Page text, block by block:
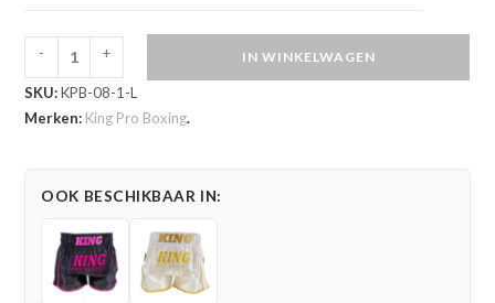
Pro
Boxing
Series
- + IN WINKELWAGEN
SKU:KPB-08-1-L
Merken: King Pro Boxing.
OOK BESCHIKBAAR IN: